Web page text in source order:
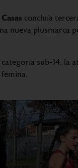
concluía
nueva
sub-14, la